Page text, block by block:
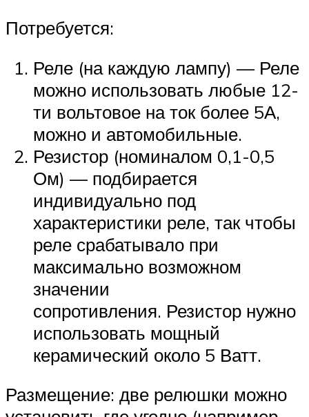
Потребуется:
Реле (на каждую лампу) — Реле
можно использовать любые 12-
ти вольтовое на ток более 5А,
можно и автомобильные.
Резистор (номиналом 0,1-0,5
Ом) — подбирается
индивидуально под
характеристики реле, так чтобы
реле срабатывало при
максимально возможном
значении
сопротивления. Резистор нужно
использовать мощный
керамический около 5 Ватт.
Размещение: две релюшки можно